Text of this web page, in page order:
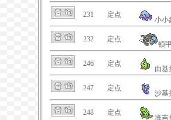
231 定点
小小
232 定点
顿
246 定点
由基
247 定点
沙基
248 定点
班吉